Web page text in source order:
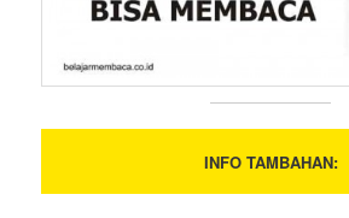
INFO TAMBAHAN: